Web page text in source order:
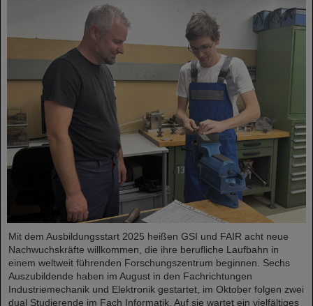
Mit dem Ausbildungsstart 2025 heißen GSI und FAIR acht neue
Nachwuchskräfte willkommen, die ihre berufliche Laufbahn in
einem weltweit führenden Forschungszentrum beginnen. Sechs
Auszubildende haben im August in den Fachrichtungen
Industriemechanik und Elektronik gestartet, im Oktober folgen zwei
dual Studierende im Fach Informatik. Auf sie wartet ein vielfältiges